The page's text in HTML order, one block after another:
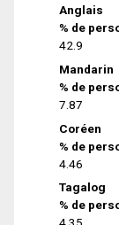
Anglais
% de
42.9
Mandarin
% de
7.87
Coréen
% de
4.46
Tagalog
% de